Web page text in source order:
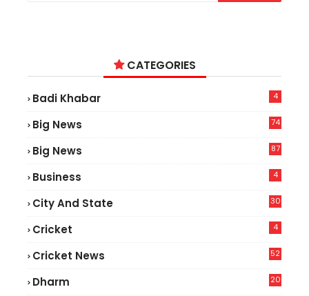
CATEGORIES
Badi Khabar 4
Big News
74
Big News
87
Business 4
City And State 30
Cricket 4
Cricket News
52
Dharm 20